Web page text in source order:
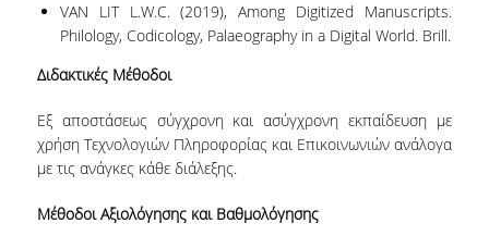
VAN LIT L.W.C. (2019), Among Digitized Manuscripts.
Philology, Codicology, Palaeography in a Digital World. Brill.
Διδακτικές Μέθοδοι
Εξ αποστάσεως σύγχρονη και ασύγχρονη εκπαίδευση με
χρήση Τεχνολογιών Πληροφορίας και Επικοινωνιών ανάλογα
με τις ανάγκες κάθε διάλεξης.
Μέθοδοι Αξιολόγησης και Βαθμολόγησης